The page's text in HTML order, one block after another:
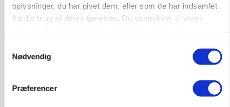
oplysninger, du har givet dem, eller som de har indsamlet
fra din brug af deres tjenester. Du samtykker til vores
Nødvendig
Præferencer
Annonce